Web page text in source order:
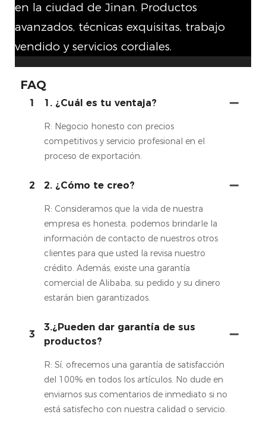
en la ciudad de Jinan. Productos
avanzados, técnicas exquisitas, trabajo
vendido y servicios cordiales.
FAQ
1 1. ¿Cuál es tu ventaja?
R: Negocio honesto con precios
competitivos y servicio profesional en el
proceso de exportación.
2 2. ¿Cómo te creo?
R: Consideramos que la vida de nuestra
empresa es honesta, podemos brindarle la
información de contacto de nuestros otros
clientes para que usted la revisa nuestro
crédito. Además, existe una garantía
comercial de Alibaba, su pedido y su dinero
estarán bien garantizados.
3
3.¿Pueden dar garantía de sus
productos?
R: Sí, ofrecemos una garantía de satisfacción
del 100% en todos los artículos. No dude en
enviarnos sus comentarios de inmediato si no
está satisfecho con nuestra calidad o servicio.